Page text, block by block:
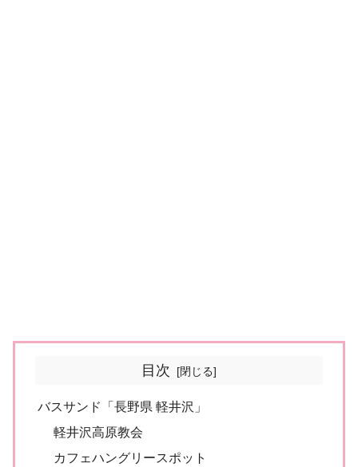
目次
バスサンド「長野県 軽井沢」
軽井沢高原教会
カフェハングリースポット